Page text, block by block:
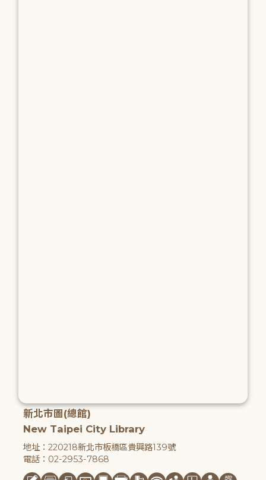
新北市圖(總館)
New Taipei City Library
地址：220218新北市板橋區貴興路139號
電話：02-2953-7868